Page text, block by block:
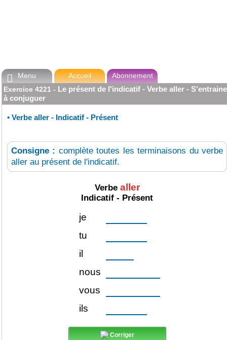
 Menu Accueil
Abonnement
Exercice 4221 - Le présent de l'indicatif - Verbe aller -
à conjuguer
• Verbe aller - Indicatif - Présent
Consigne : complète toutes les terminaisons du verbe
aller au présent de l'indicatif.
Verbe aller
Indicatif - Présent
je
tu
il
nous
vous
ils
Corriger